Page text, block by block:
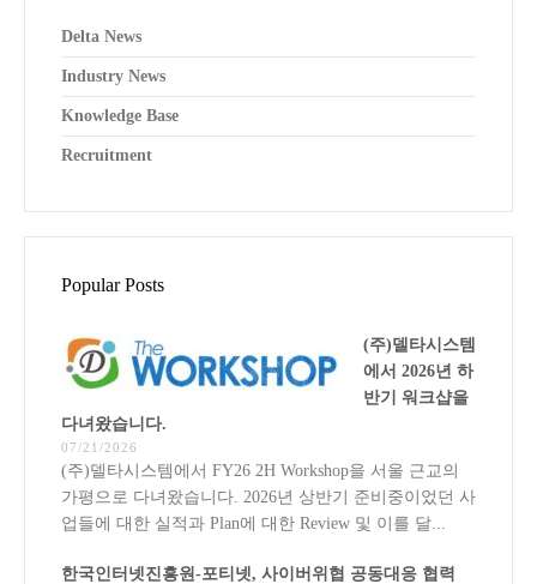
Delta News
Industry News
Knowledge Base
Recruitment
Popular Posts
(주)델타시스템
에서 2026년 하
반기 워크샵을
다녀왔습니다.
07/21/2026
(주)델타시스템에서 FY26 2H Workshop을 서울 근교의
가평으로 다녀왔습니다. 2026년 상반기 준비중이었던 사
업들에 대한 실적과 Plan에 대한 Review 및 이를 달...
한국인터넷진흥원-포티넷, 사이버위협 공동대응 협력